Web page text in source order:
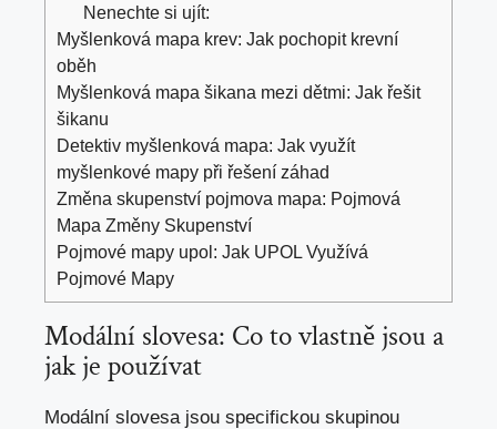
Nenechte si ujít:
Myšlenková mapa krev: Jak pochopit krevní
oběh
Myšlenková mapa šikana mezi dětmi: Jak řešit
šikanu
Detektiv myšlenková mapa: Jak využít
myšlenkové mapy při řešení záhad
Změna skupenství pojmova mapa: Pojmová
Mapa Změny Skupenství
Pojmové mapy upol: Jak UPOL Využívá
Pojmové Mapy
Modální slovesa:‌ Co to⁤ vlastně jsou​ a
jak je používat
Modální slovesa jsou specifickou skupinou​